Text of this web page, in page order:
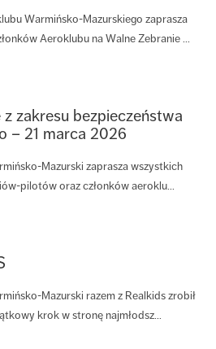
Warmińsko-Mazurskiego zaprasza
Aeroklubu na Walne Zebranie ...
z zakresu bezpieczeństwa
– 21 marca 2026
Mazurski zaprasza wszystkich
pilotów oraz członków aeroklu...
Mazurski razem z Realkids zrobił
krok w stronę najmłodsz...